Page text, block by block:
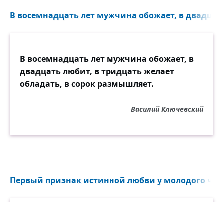
Я встретила, Тучков-четвёртый,
И золотые ордена...
И я, поцеловав гравюру,
Не знала сна.
О, как — мне кажется — могли вы
И кудри дев ласкать — и гривы
В одной невероятной скачке
Вы прожили свой краткий век...
В восемнадцать лет мужчина обожает, в
В восемнадцать лет мужчина обожает, в
двадцать любит, в тридцать желает
обладать, в сорок размышляет.
Василий Ключевский
Первый признак истинной любви у молодого